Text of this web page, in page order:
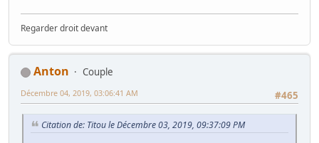
Regarder droit devant
Anton
Couple
#465
Décembre 04, 2019, 03:06:41 AM
Citation de: Titou le Décembre 03, 2019, 09:37:09 PM